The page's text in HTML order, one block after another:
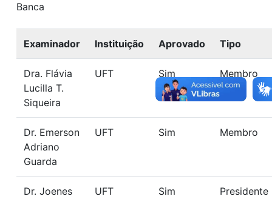
Banca
Examinador Instituição Aprovado Tipo
Dra. Flávia
Lucilla T.
Siqueira
UFT Sim Membro
Dr. Emerson
Adriano
Guarda
UFT Sim Membro
Dr. Joenes
UFT Sim Presidente